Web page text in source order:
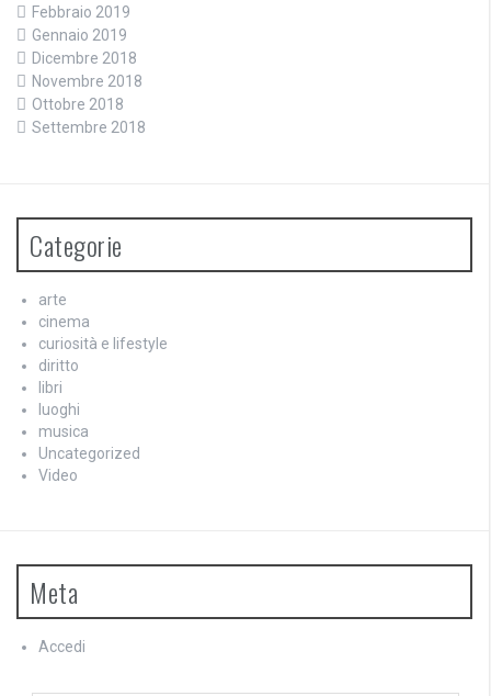
Febbraio 2019
Gennaio 2019
Dicembre 2018
Novembre 2018
Ottobre 2018
Settembre 2018
Categorie
arte
cinema
curiosità e lifestyle
diritto
libri
luoghi
musica
Uncategorized
Video
Meta
Accedi
Feed dei commenti